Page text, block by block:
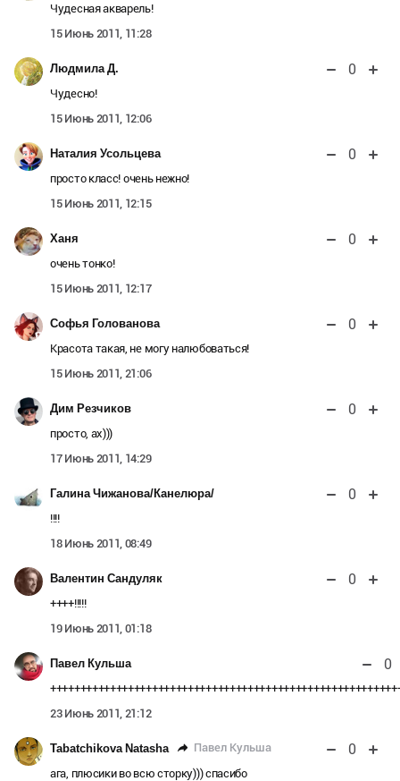
Чудесная акварель!
15 Июнь 2011, 11:28
Людмила Д. 0
Чудесно!
15 Июнь 2011, 12:06
Наталия Усольцева 0
просто класс! очень нежно!
15 Июнь 2011, 12:15
Ханя 0
очень тонко!
15 Июнь 2011, 12:17
Софья Голованова 0
Красота такая, не могу налюбоваться!
15 Июнь 2011, 21:06
Дим Резчиков 0
просто, ах)))
17 Июнь 2011, 14:29
Галина Чижанова/Канелюра/ 0
!!!!
18 Июнь 2011, 08:49
Валентин Сандуляк 0
++++!!!!!
19 Июнь 2011, 01:18
Павел Кульша 0
23 Июнь 2011, 21:12
Tabatchikova Natasha Павел Кульша 0
ага, плюсики во всю сторку))) спасибо